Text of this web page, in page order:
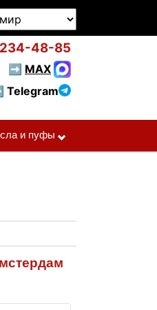
234-48-85
➡ MAX
Telegram
и пуфы